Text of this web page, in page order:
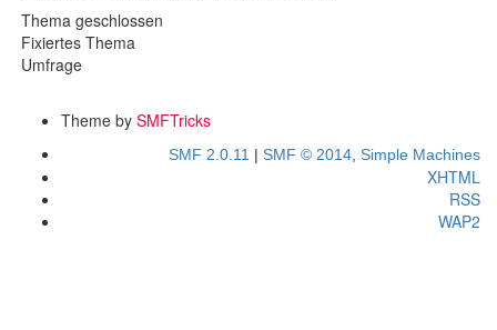
Thema geschlossen
Fixiertes Thema
Umfrage
Theme by SMFTricks
SMF 2.0.11 | SMF © 2014, Simple Machines
XHTML
RSS
WAP2